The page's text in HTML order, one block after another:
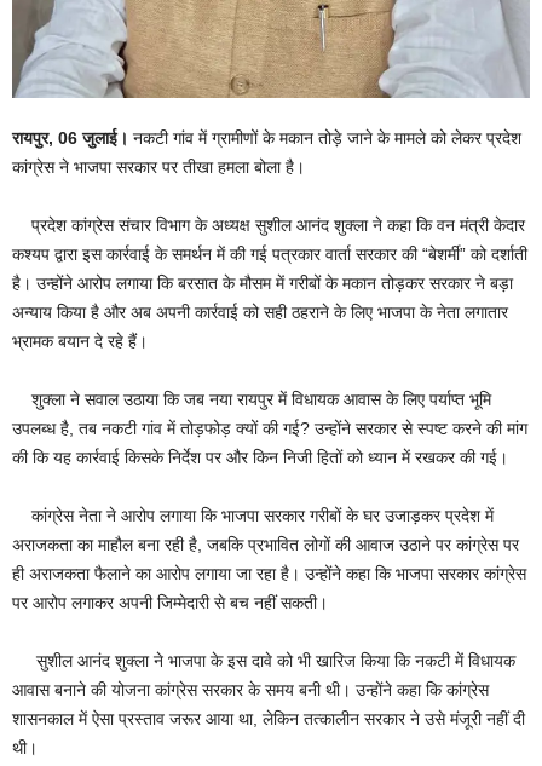
रायपुर, 06जुलाई। नकटी गांव में ग्रामीणों के मकान तोड़े जाने के मामले को लेकर प्रदेश
कांग्रेस ने भाजपा सरकार पर तीखा हमला बोला है।
प्रदेश कांग्रेस संचार विभाग के अध्यक्ष सुशील आनंद शुक्ला ने कहा कि वन मंत्री केदार
कश्यप द्वारा इस कार्रवाई के समर्थन में की गई पत्रकार वार्ता सरकार की “बेशर्मी” को दर्शाती
है। उन्होंने आरोप लगाया कि बरसात के मौसम में गरीबों के मकान तोड़कर सरकार ने बड़ा
अन्याय किया है और अब अपनी कार्रवाई को सही ठहराने के लिए भाजपा के नेता लगातार
भ्रामक बयान दे रहे हैं।
शुक्ला ने सवाल उठाया कि जब नया रायपुर में विधायक आवास के लिए पर्याप्त भूमि
उपलब्ध है, तब नकटी गांव में तोड़फोड़ क्यों की गई? उन्होंने सरकार से स्पष्ट करने की मांग
की कि यह कार्रवाई किसके निर्देश पर और किन निजी हितों को ध्यान में रखकर की गई।
कांग्रेस नेता ने आरोप लगाया कि भाजपा सरकार गरीबों के घर उजाड़कर प्रदेश में
अराजकता का माहौल बना रही है, जबकि प्रभावित लोगों की आवाज उठाने पर कांग्रेस पर
ही अराजकता फैलाने का आरोप लगाया जा रहा है। उन्होंने कहा कि भाजपा सरकार कांग्रेस
पर आरोप लगाकर अपनी जिम्मेदारी से बच नहीं सकती।
सुशील आनंद शुक्ला ने भाजपा के इस दावे को भी खारिज किया कि नकटी में विधायक
आवास बनाने की योजना कांग्रेस सरकार के समय बनी थी। उन्होंने कहा कि कांग्रेस
शासनकाल में ऐसा प्रस्ताव जरूर आया था, लेकिन तत्कालीन सरकार ने उसे मंजूरी नहीं दी
थी।